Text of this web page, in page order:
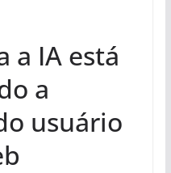
a IA está
a
usuário